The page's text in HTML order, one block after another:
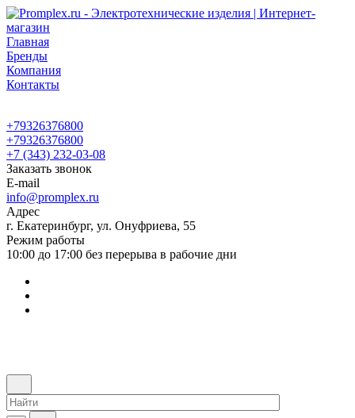
Главная
Бренды
Компания
Контакты
+79326376800
+79326376800
+7 (343) 232-03-08
Заказать звонок
E-mail
info@promplex.ru
Адрес
г. Екатеринбург, ул. Онуфриева, 55
Режим работы
10:00 до 17:00 без перерыва в рабочие дни